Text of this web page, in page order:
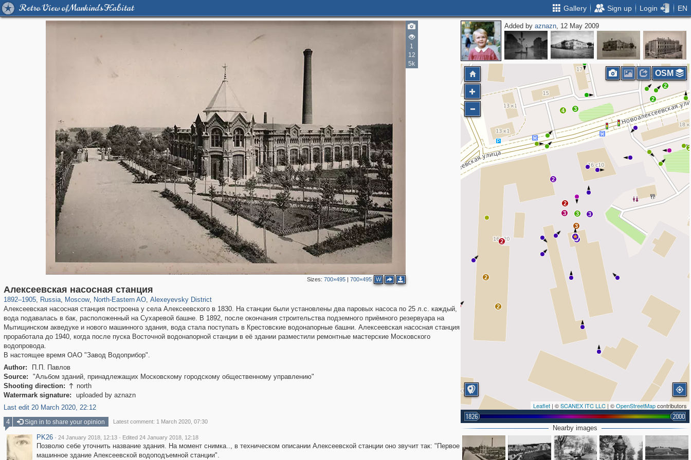
Retro View of Mankind's Habitat Gallery Sign up Login EN
1
12
5k
Sizes: 700×495| 700×495 W
Алексеевская насосная станция
1892–1905, Russia
1,406,839 29,243
, Moscow
319,861 8,286
, North-Eastern AO
24,490 250
, Alexeyevsky District
1,906
Алексеевская насосная станция построена у села Алексеевского в 1830. На станции были установлены два паровых насоса по 25 л.с. каждый,
вода подавалась в бак, расположенный на Сухаревой башне. В 1892, после окончания строительства подземного приёмного резервуара на
Мытищинском акведуке и нового машинного здания, вода стала поступать в Крестовские водонапорные башни. Алексеевская насосная станция
проработала до 1940, когда после пуска Восточной водонапорной станции в её здании разместили ремонтные мастерские Московского
водопровода.
В настоящее время ОАО "Завод Водоприбор".
Author:
П.П. Павлов
Source:
"Альбом зданий, принадлежащих Московскому городскому общественному управлению"
Shooting direction:  north
Watermark signature:
uploaded by aznazn
Last edit 20 March 2020, 22:12
Added byaznazn, 12 May 2009
3
2
2
2
3
4 3
2
2
2
2
3
2
3
3
Leaflet | ©SCANEX ITC LLC | ©OpenStreetMapcontributors
1826 2000
OSM
Nearby images
4 Sign in to share your opinion Latest comment: 1 March 2020, 07:30
PK26 · 24 January 2018, 12:13 · Edited 24 January 2018, 12:18
Позволю себе уточнить название здания. На момент снимка.., в техническом описании Алексеевской станции оно звучит так: "Первое
машинное здание Апексеевской водоподъемной станции".